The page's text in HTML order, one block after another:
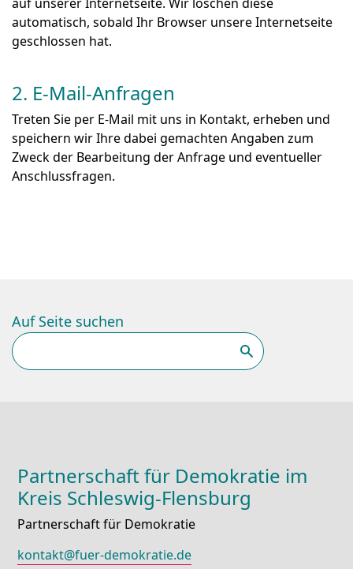
automatisch, sobald Ihr Browser unsere Internetseite
geschlossen hat.
2. E-Mail-Anfragen
Treten Sie per E-Mail mit uns in Kontakt, erheben und
speichern wir Ihre dabei gemachten Angaben zum
Zweck der Bearbeitung der Anfrage und eventueller
Anschlussfragen.
Auf Seite suchen
Suchen
Partnerschaft für Demokratie im
Kreis Schleswig-Flensburg
Partnerschaft für Demokratie
kontakt@fuer-demokratie.de